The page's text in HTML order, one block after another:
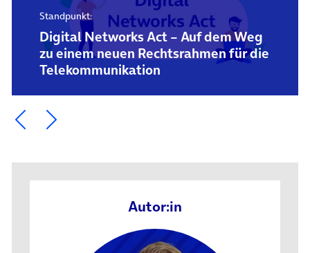
Standpunkt:
Digital Networks Act – Auf dem Weg
zu einem neuen Rechtsrahmen für die
Telekommunikation
Ein Element zurück blättern
Ein Element weiter blättern
Autor:in